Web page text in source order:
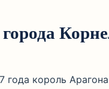
года король